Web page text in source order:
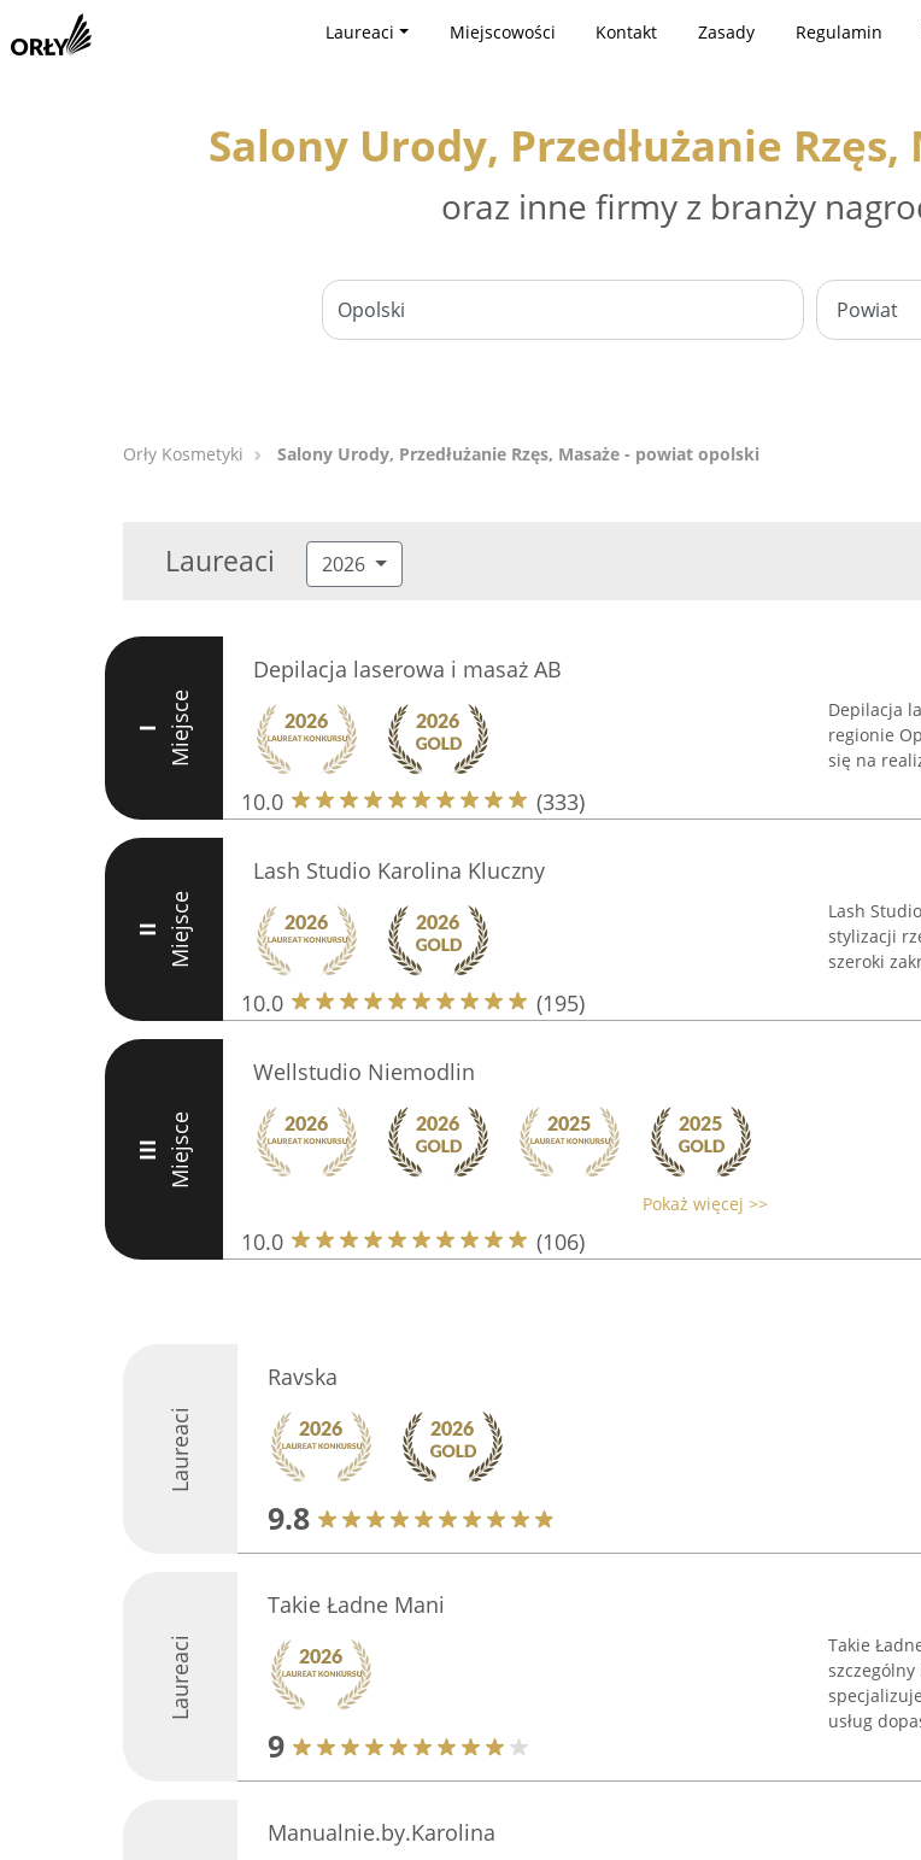
Laureaci Miejscowości Kontakt Zasady Regulamin
Salony Urody, Przedłużanie
oraz inne firmy z branży
Orły Kosmetyki Salony Urody, Przedłużanie Rzęs, Masaże - powiat opolski
Laureaci 2026
I Miejsce
Depilacja laserowa i masaż AB
10.0 (333)
Depilacja
regionie
się na
II Miejsce
Lash Studio Karolina Kluczny
10.0 (195)
Lash
stylizacji
szeroki
III Miejsce
Wellstudio Niemodlin
Pokaż więcej >>
10.0 (106)
Laureaci
Ravska
9.8
Laureaci
Takie Ładne Mani
9
Takie
usług
Manualnie.by.Karolina